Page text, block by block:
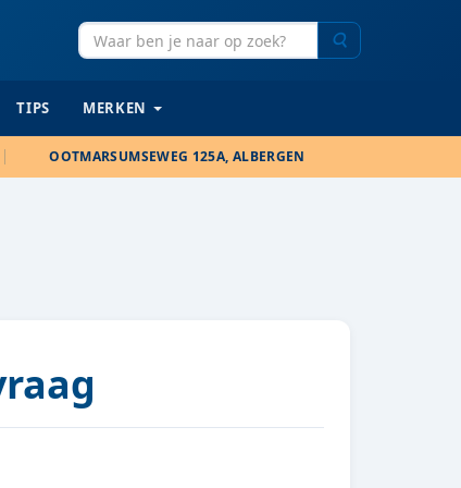
TIPS MERKEN
OOTMARSUMSEWEG 125A, ALBERGEN